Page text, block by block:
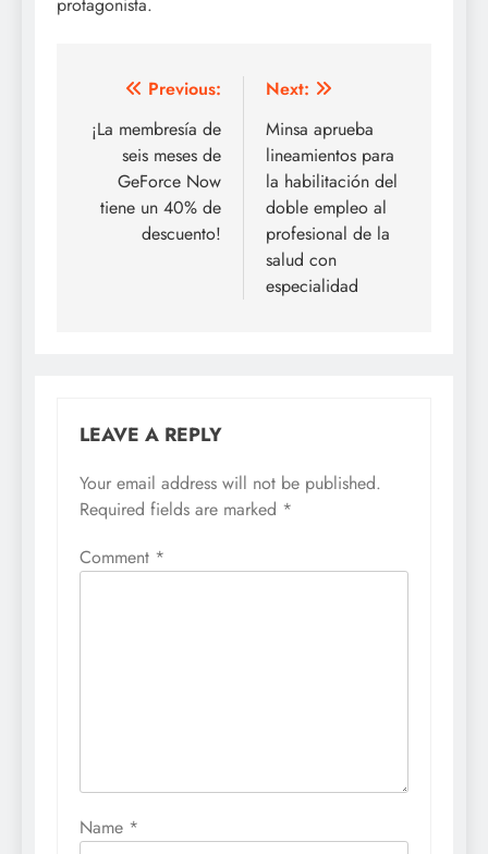
Post
navigation
Previous:
¡La membresía de
seis meses de
GeForce Now
tiene un 40% de
descuento!
Next:
Minsa aprueba
lineamientos para
la habilitación del
doble empleo al
profesional de la
salud con
especialidad
LEAVE A REPLY
Your email address will not be published.
Required fields are marked *
Comment *
Name *